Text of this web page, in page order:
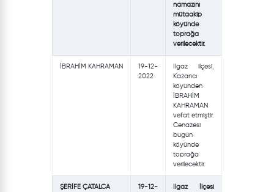
namazını
mütaakip
köyünde
toprağa
verilecektir.
İBRAHİM KAHRAMAN
19-12-
2022
Ilgaz ilçesi,
Kazancı
köyünden
İBRAHİM
KAHRAMAN
vefat etmiştir.
Cenazesi
bugün
köyünde
toprağa
verilecektir.
ŞERİFE ÇATALCA
19-12-
Ilgaz İlçesi